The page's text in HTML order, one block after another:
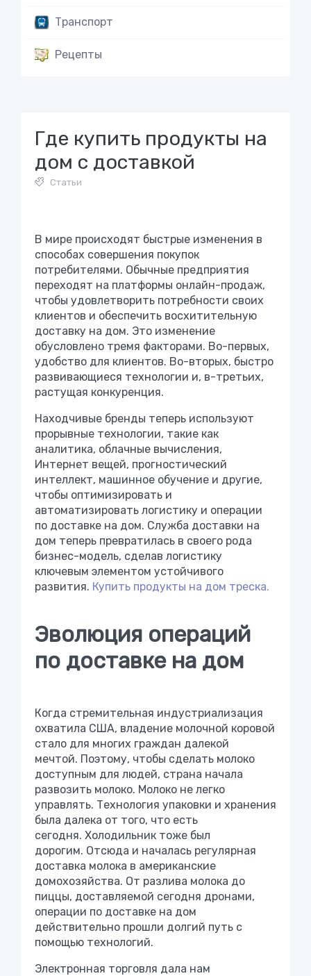
Транспорт
Рецепты
Где купить продукты на
дом с доставкой
Статьи
В мире происходят быстрые изменения в
способах совершения покупок
потребителями. Обычные предприятия
переходят на платформы онлайн-продаж,
чтобы удовлетворить потребности своих
клиентов и обеспечить восхитительную
доставку на дом. Это изменение
обусловлено тремя факторами. Во-первых,
удобство для клиентов. Во-вторых, быстро
развивающиеся технологии и, в-третьих,
растущая конкуренция.
Находчивые бренды теперь используют
прорывные технологии, такие как
аналитика, облачные вычисления,
Интернет вещей, прогностический
интеллект, машинное обучение и другие,
чтобы оптимизировать и
автоматизировать логистику и операции
по доставке на дом. Служба доставки на
дом теперь превратилась в своего рода
бизнес-модель, сделав логистику
ключевым элементом устойчивого
развития. Купить продукты на дом треска.
Эволюция операций
по доставке на дом
Когда стремительная индустриализация
охватила США, владение молочной коровой
стало для многих граждан далекой
мечтой. Поэтому, чтобы сделать молоко
доступным для людей, страна начала
развозить молоко. Молоко не легко
управлять. Технология упаковки и хранения
была далека от того, что есть
сегодня. Холодильник тоже был
дорогим. Отсюда и началась регулярная
доставка молока в американские
домохозяйства. От разлива молока до
пиццы, доставляемой сегодня дронами,
операции по доставке на дом
действительно прошли долгий путь с
помощью технологий.
Электронная торговля дала нам